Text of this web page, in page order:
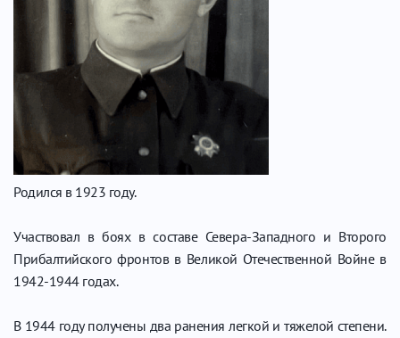
Родился в 1923 году.
Участвовал в боях в составе Севера-Западного и Второго
Прибалтийского фронтов в Великой Отечественной Войне в
1942-1944 годах.
В 1944 году получены два ранения легкой и тяжелой степени.